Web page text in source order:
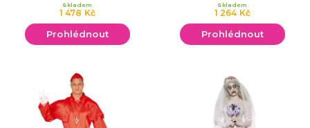
1 478 Kč
Skladem
Prohlédnout
1 264 Kč
Skladem
Prohlédnout